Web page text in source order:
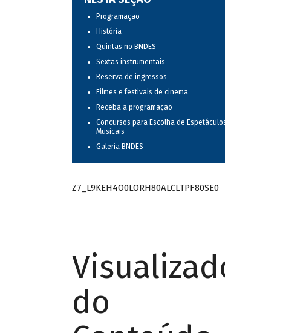
Programação
História
Quintas no BNDES
Sextas instrumentais
Reserva de ingressos
Filmes e festivais de cinema
Receba a programação
Concursos para Escolha de Espetáculos
Musicais
Galeria BNDES
Z7_L9KEH4O0LORH80ALCLTPF80SE0
Visualizador
do